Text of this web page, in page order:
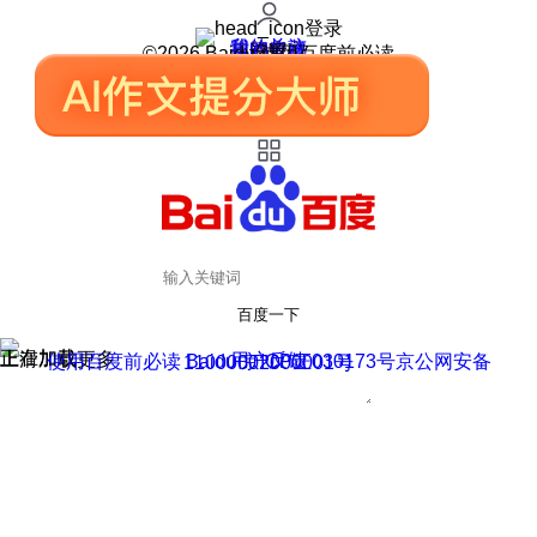
登录
我的关注
我的收藏
皮肤中心
用户反馈
设置
©2026 Baidu 使用百度前必读
百度一下
正在加载
上滑加载更多 用户反馈
使用百度前必读 Baidu 京ICP证030173号
京公网安备11000002000001号